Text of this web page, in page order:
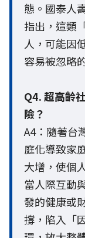
態。國泰人
指出，這類
人，可能因
容易被忽略
Q4. 超高齡
險？
A4：隨著台
庭化導致家
大增，使個
當人際互動
發的健康或
撐，陷入「